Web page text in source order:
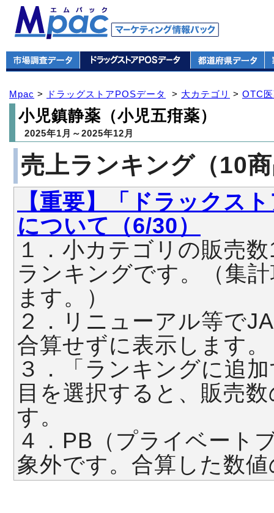
Mpac > ドラッグストアPOSデータ > 大カテゴリ > OTC
小児鎮静薬（小児五疳薬）
2025年1月～2025年12月
売上ランキング（10
【重要】「ドラックス
について（6/30）
１．小カテゴリの販売
ランキングです。（集
ます。）
２．リニューアル等で
合算せずに表示します。
３．「ランキングに追
目を選択すると、販売
す。
４．PB（プライベート
象外です。合算した数